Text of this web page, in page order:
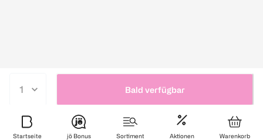
Bald verfügbar
Startseite jö Bonus Sortiment Aktionen Warenkorb